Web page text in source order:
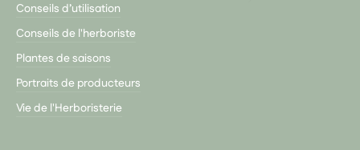
Conseils d’utilisation
Conseils de l'herboriste
Plantes de saisons
Portraits de producteurs
Vie de l'Herboristerie